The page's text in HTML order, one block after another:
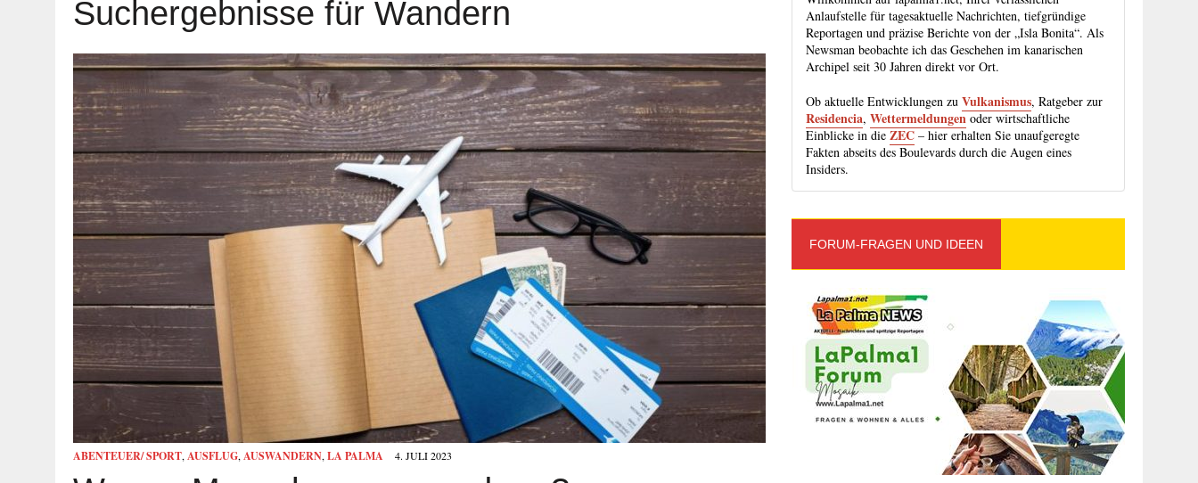
Suchergebnisse für Wandern
ABENTEUER/ SPORT, AUSFLUG, AUSWANDERN, LA PALMA 4. JULI 2023
Anlaufstelle für tagesaktuelle Nachrichten, tiefgründige
Reportagen und präzise Berichte von der „Isla Bonita“. Als
Newsman beobachte ich das Geschehen im kanarischen
Archipel seit 30 Jahren direkt vor Ort.
Ob aktuelle Entwicklungen zuVulkanismus, Ratgeber zur
Residencia,Wettermeldungen oder wirtschaftliche
Einblicke in dieZEC – hier erhalten Sie unaufgeregte
Fakten abseits des Boulevards durch die Augen eines
Insiders.
FORUM-FRAGEN UND IDEEN